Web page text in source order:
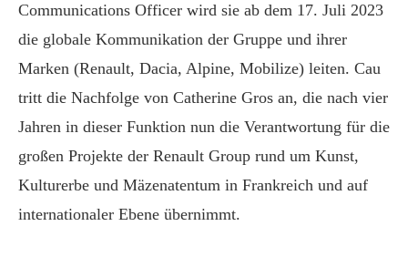
Communications Officer wird sie ab dem 17. Juli 2023
die globale Kommunikation der Gruppe und ihrer
Marken (Renault, Dacia, Alpine, Mobilize) leiten. Cau
tritt die Nachfolge von Catherine Gros an, die nach vier
Jahren in dieser Funktion nun die Verantwortung für die
großen Projekte der Renault Group rund um Kunst,
Kulturerbe und Mäzenatentum in Frankreich und auf
internationaler Ebene übernimmt.